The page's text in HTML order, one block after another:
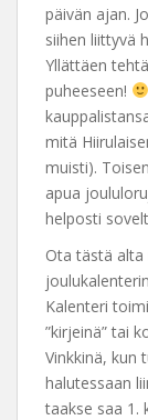
päivän ajan.
siihen liittyvä
Yllättäen
puheeseen!
mitä
muisti).
apua
helposti
Ota tästä alta
joulukalenterin
Kalenteri
”kirjeinä” tai
Vinkkinä, kun
halutessaan
taakse saa 1.